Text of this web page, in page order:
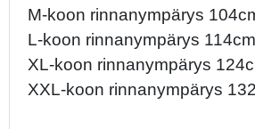
M-koon rinnanympärys
L-koon rinnanympärys
XL-koon rinnanympärys
XXL-koon rinnanympärys